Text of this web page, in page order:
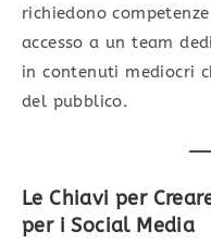
richiedono
accesso a un team
in contenuti mediocri
del pubblico.
Le Chiavi per
per i Social Media